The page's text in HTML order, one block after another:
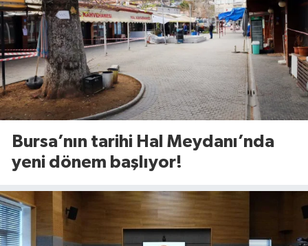
Bursa’nın tarihi Hal Meydanı’nda
yeni dönem başlıyor!